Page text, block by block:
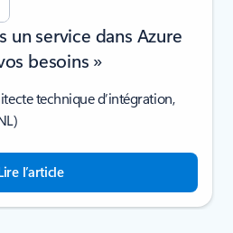
un service dans Azure
besoins »
technique d’intégration,
l’article